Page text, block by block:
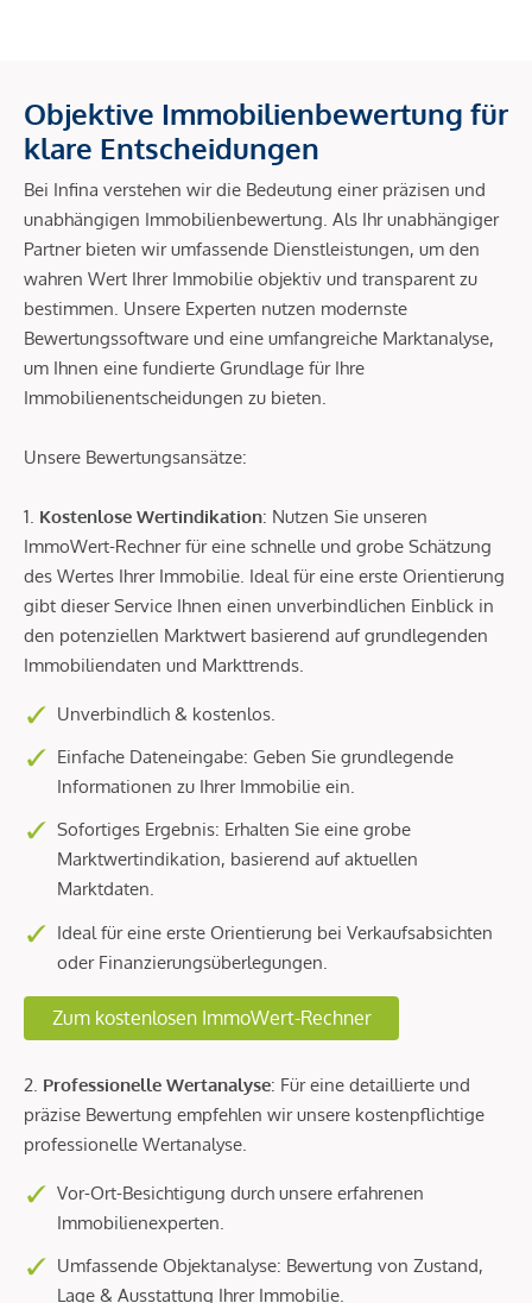
Objektive Immobilienbewertung für
klare Entscheidungen
Bei Infina verstehen wir die Bedeutung einer präzisen und
unabhängigen Immobilienbewertung. Als Ihr unabhängiger
Partner bieten wir umfassende Dienstleistungen, um den
wahren Wert Ihrer Immobilie objektiv und transparent zu
bestimmen. Unsere Experten nutzen modernste
Bewertungssoftware und eine umfangreiche Marktanalyse,
um Ihnen eine fundierte Grundlage für Ihre
Immobilienentscheidungen zu bieten.
Unsere Bewertungsansätze:
1. Kostenlose Wertindikation: Nutzen Sie unseren
ImmoWert-Rechner für eine schnelle und grobe Schätzung
des Wertes Ihrer Immobilie. Ideal für eine erste Orientierung
gibt dieser Service Ihnen einen unverbindlichen Einblick in
den potenziellen Marktwert basierend auf grundlegenden
Immobiliendaten und Markttrends.
Unverbindlich & kostenlos.
Einfache Dateneingabe: Geben Sie grundlegende
Informationen zu Ihrer Immobilie ein.
Sofortiges Ergebnis: Erhalten Sie eine grobe
Marktwertindikation, basierend auf aktuellen
Marktdaten.
Ideal für eine erste Orientierung bei Verkaufsabsichten
oder Finanzierungsüberlegungen.
Zum kostenlosen ImmoWert-Rechner
2. Professionelle Wertanalyse: Für eine detaillierte und
präzise Bewertung empfehlen wir unsere kostenpflichtige
professionelle Wertanalyse.
Vor-Ort-Besichtigung durch unsere erfahrenen
Immobilienexperten.
Umfassende Objektanalyse: Bewertung von Zustand,
Lage & Ausstattung Ihrer Immobilie.